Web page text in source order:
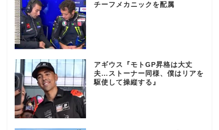
チーフメカニックを配属
アギウス『モトGP昇格は大丈
夫…ストーナー同様、僕はリアを
駆使して操縦する』